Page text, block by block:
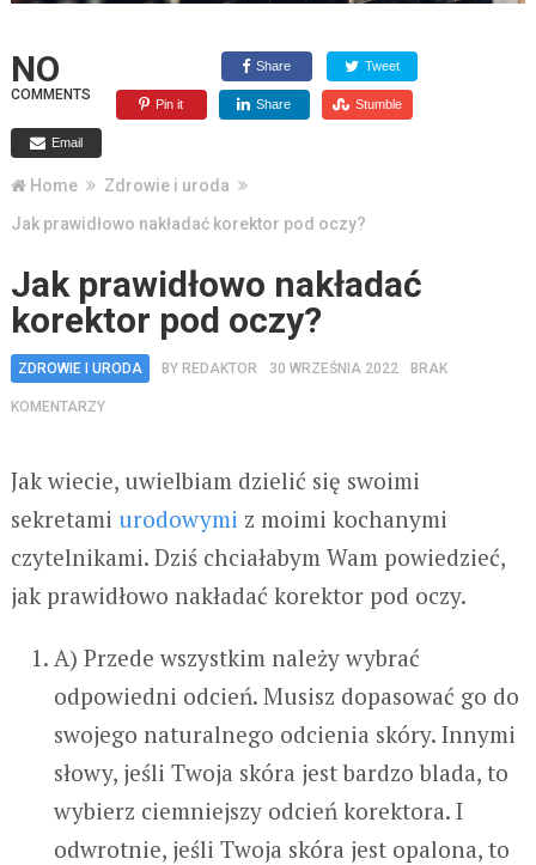
NO
COMMENTS
Share Tweet
Pin it Share Stumble
Email
Home
Zdrowie i uroda
Jak prawidłowo nakładać korektor pod oczy?
Jak prawidłowo nakładać
korektor pod oczy?
ZDROWIE I URODA BY REDAKTOR 30 WRZEŚNIA 2022 BRAK
KOMENTARZY
Jak wiecie, uwielbiam dzielić się swoimi
sekretami urodowymi z moimi kochanymi
czytelnikami. Dziś chciałabym Wam powiedzieć,
jak prawidłowo nakładać korektor pod oczy.
A) Przede wszystkim należy wybrać
odpowiedni odcień. Musisz dopasować go do
swojego naturalnego odcienia skóry. Innymi
słowy, jeśli Twoja skóra jest bardzo blada, to
wybierz ciemniejszy odcień korektora. I
odwrotnie, jeśli Twoja skóra jest opalona, to